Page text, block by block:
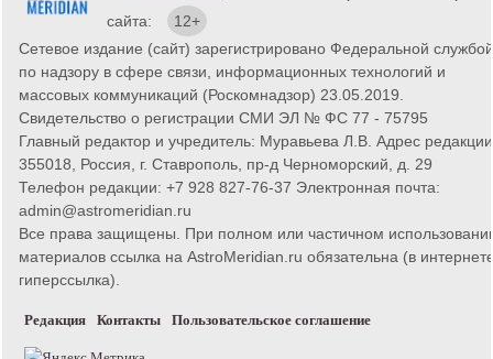
сайта:
12+
Сетевое издание (сайт) зарегистрировано Федеральной службой
по надзору в сфере связи, информационных технологий и
массовых коммуникаций (Роскомнадзор) 23.05.2019.
Свидетельство о регистрации СМИ ЭЛ № ФС 77 - 75795
Главный редактор и учредитель: Муравьева Л.В. Адрес
355018, Россия, г. Ставрополь, пр-д Черноморский, д. 29
Телефон редакции: +7 928 827-76-37 Электронная почта:
admin@astromeridian.ru
Все права защищены. При полном или частичном
материалов ссылка на AstroMeridian.ru обязательна (в
гиперссылка).
Редакция Контакты Пользовательское соглашение